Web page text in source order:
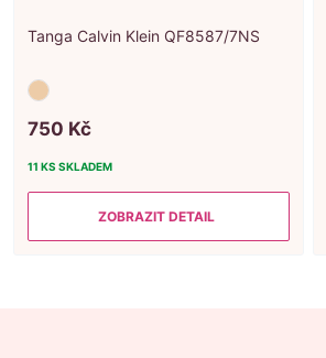
Tanga Calvin Klein QF8587/7NS
750 Kč
11 KS SKLADEM
ZOBRAZIT DETAIL